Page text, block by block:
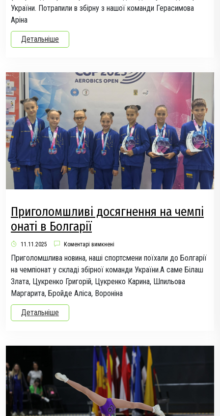
України. Потрапили в збірну з нашої команди Герасимова
Аріна
Детальніше
Приголомшливі досягнення на чемпі
онаті в Болгарії
11.11.2025 Коментарі вимкнені
Приголомшлива новина, наші спортсмени поїхали до Болгарії
на чемпіонат у складі збірної команди України.А саме Білаш
Злата, Цукренко Григорій, Цукренко Карина, Шпильова
Маргарита, Бройде Аліса, Вороніна
Детальніше